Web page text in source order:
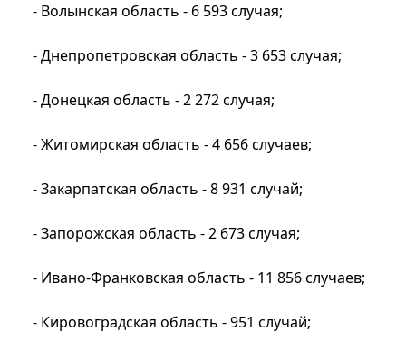
- Волынская область - 6 593 случая;
- Днепропетровская область - 3 653 случая;
- Донецкая область - 2 272 случая;
- Житомирская область - 4 656 случаев;
- Закарпатская область - 8 931 случай;
- Запорожская область - 2 673 случая;
- Ивано-Франковская область - 11 856 случаев;
- Кировоградская область - 951 случай;